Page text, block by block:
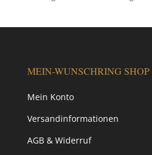
MEIN-WUNSCHRING SHOP
Mein Konto
Versandinformationen
AGB & Widerruf